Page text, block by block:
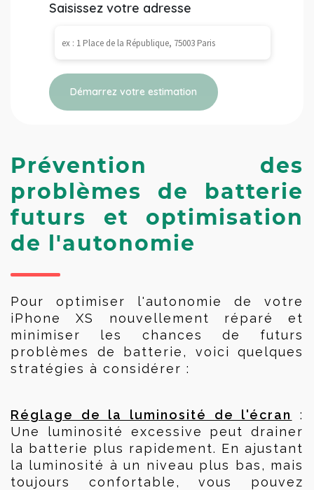
Saisissez votre adresse
Démarrez votre estimation
Prévention des
problèmes de batterie
futurs et optimisation
de l'autonomie
Pour optimiser l'autonomie de votre
iPhone XS nouvellement réparé et
minimiser les chances de futurs
problèmes de batterie, voici quelques
stratégies à considérer :
Réglage de la luminosité de l'écran
:
Une luminosité excessive peut drainer
la batterie plus rapidement. En ajustant
la luminosité à un niveau plus bas, mais
toujours confortable, vous pouvez